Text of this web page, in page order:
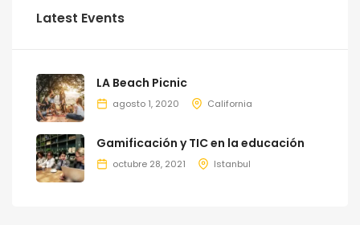
Latest Events
LA Beach Picnic
agosto 1, 2020 California
Gamificación y TIC en la educación
octubre 28, 2021 Istanbul